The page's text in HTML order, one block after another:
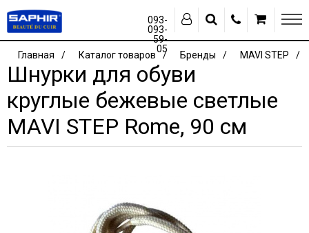
093-
093-
59-
05
Главная Каталог товаров Бренды MAVI STEP
Шнурки для обуви
круглые бежевые светлые
MAVI STEP Rome, 90 см